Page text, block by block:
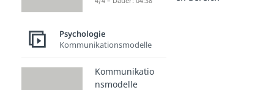
Psychologie
Kommunikationsmodelle
Kommunikatio
nsmodelle